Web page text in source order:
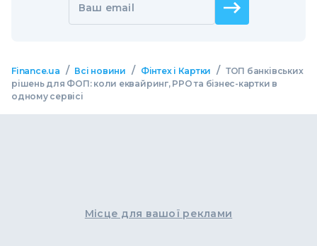
Ваш email
Finance.ua / Всі новини / Фінтех і Картки / ТОП банківських
рішень для ФОП: коли еквайринг, РРО та бізнес-картки в
одному сервісі
Місце для вашої реклами